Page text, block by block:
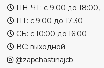
ПН-ЧТ: с 9:00 до 18:00,
ПТ: с 9:00 до 17:30
СБ: с 10:00 до 16:00
ВС: выходной
@zapchastinajcb